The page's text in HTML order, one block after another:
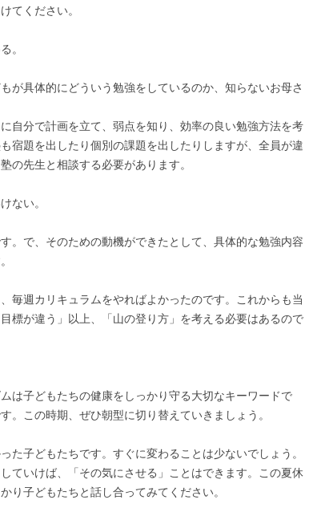
てください。
。
が具体的にどういう勉強をしているのか、知らないお母さ
自分で計画を立て、弱点を知り、効率の良い勉強方法を考
宿題を出したり個別の課題を出したりしますが、全員が違
の先生と相談する必要があります。
ない。
。で、そのための動機ができたとして、具体的な勉強内容
毎週カリキュラムをやればよかったのです。これからも当
標が違う」以上、「山の登り方」を考える必要はあるので
は子どもたちの健康をしっかり守る大切なキーワードで
。この時期、ぜひ朝型に切り替えていきましょう。
た子どもたちです。すぐに変わることは少ないでしょう。
ていけば、「その気にさせる」ことはできます。この夏休
り子どもたちと話し合ってみてください。